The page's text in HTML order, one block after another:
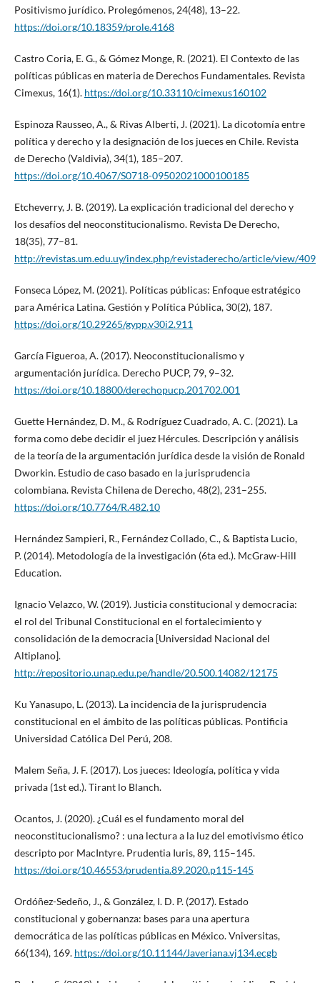
Positivismo jurídico. Prolegómenos, 24(48), 13–22.
https://doi.org/10.18359/prole.4168
Castro Coria, E. G., & Gómez Monge, R. (2021). El Contexto de las
políticas públicas en materia de Derechos Fundamentales. Revista
Cimexus, 16(1). https://doi.org/10.33110/cimexus160102
Espinoza Rausseo, A., & Rivas Alberti, J. (2021). La dicotomía entre
política y derecho y la designación de los jueces en Chile. Revista
de Derecho (Valdivia), 34(1), 185–207.
https://doi.org/10.4067/S0718-09502021000100185
Etcheverry, J. B. (2019). La explicación tradicional del derecho y
los desafíos del neoconstitucionalismo. Revista De Derecho,
18(35), 77–81.
http://revistas.um.edu.uy/index.php/revistaderecho/article/view/409
Fonseca López, M. (2021). Políticas públicas: Enfoque estratégico
para América Latina. Gestión y Política Pública, 30(2), 187.
https://doi.org/10.29265/gypp.v30i2.911
García Figueroa, A. (2017). Neoconstitucionalismo y
argumentación jurídica. Derecho PUCP, 79, 9–32.
https://doi.org/10.18800/derechopucp.201702.001
Guette Hernández, D. M., & Rodríguez Cuadrado, A. C. (2021). La
forma como debe decidir el juez Hércules. Descripción y análisis
de la teoría de la argumentación jurídica desde la visión de Ronald
Dworkin. Estudio de caso basado en la jurisprudencia
colombiana. Revista Chilena de Derecho, 48(2), 231–255.
https://doi.org/10.7764/R.482.10
Hernández Sampieri, R., Fernández Collado, C., & Baptista Lucio,
P. (2014). Metodología de la investigación (6ta ed.). McGraw-Hill
Education.
Ignacio Velazco, W. (2019). Justicia constitucional y democracia:
el rol del Tribunal Constitucional en el fortalecimiento y
consolidación de la democracia [Universidad Nacional del
Altiplano].
http://repositorio.unap.edu.pe/handle/20.500.14082/12175
Ku Yanasupo, L. (2013). La incidencia de la jurisprudencia
constitucional en el ámbito de las políticas públicas. Pontificia
Universidad Católica Del Perú, 208.
Malem Seña, J. F. (2017). Los jueces: Ideología, política y vida
privada (1st ed.). Tirant lo Blanch.
Ocantos, J. (2020). ¿Cuál es el fundamento moral del
neoconstitucionalismo? : una lectura a la luz del emotivismo ético
descripto por MacIntyre. Prudentia Iuris, 89, 115–145.
https://doi.org/10.46553/prudentia.89.2020.p115-145
Ordóñez-Sedeño, J., & González, I. D. P. (2017). Estado
constitucional y gobernanza: bases para una apertura
democrática de las políticas públicas en México. Vniversitas,
66(134), 169. https://doi.org/10.11144/Javeriana.vj134.ecgb